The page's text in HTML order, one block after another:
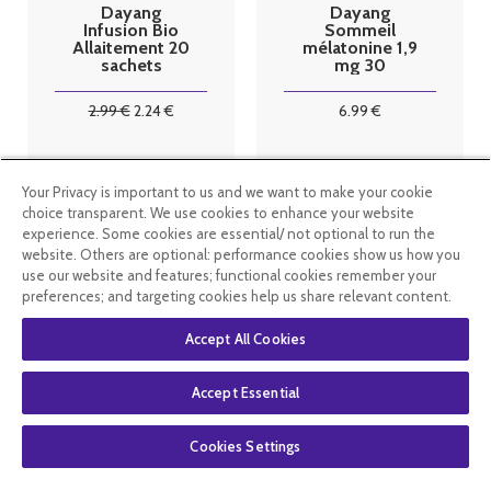
Dayang
Infusion Bio
Allaitement 20
sachets
2.99€2.24€
Dayang
Sommeil
mélatonine 1,9
mg 30
6.99 €
stock
Your Privacy is important to us and we want to make your cookie
choice transparent. We use cookies to enhance your website
experience. Some cookies are essential/ not optional to run the
website. Others are optional: performance cookies show us how you
use our website and features; functional cookies remember your
preferences; and targeting cookies help us share relevant content.
Accept All Cookies
Accept Essential
Cookies Settings